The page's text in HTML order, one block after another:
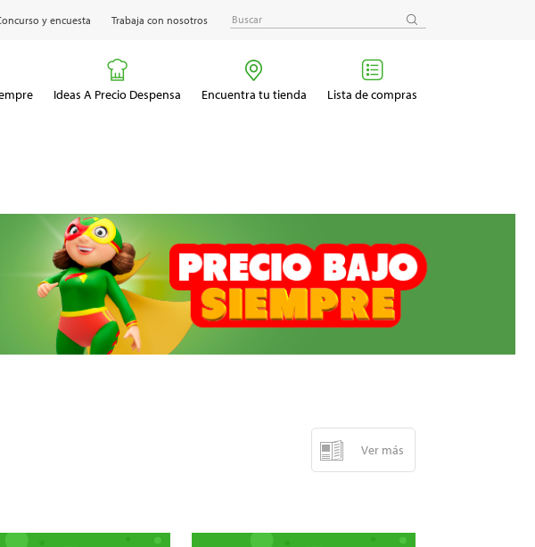
y encuesta Trabaja con nosotros
Ideas A Precio Despensa Encuentra tu tienda Lista de compras
Ver más